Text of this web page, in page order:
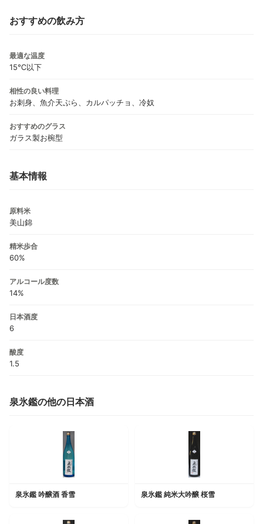
おすすめの飲み方
最適な温度
15℃以下
相性の良い料理
お刺身、魚介天ぷら、カルパッチョ、冷奴
おすすめのグラス
ガラス製お椀型
基本情報
原料米
美山錦
精米歩合
60%
アルコール度数
14%
日本酒度
6
酸度
1.5
泉氷鑑の他の日本酒
泉氷鑑 吟醸酒 香雪 泉氷鑑 純米大吟醸 桜雪